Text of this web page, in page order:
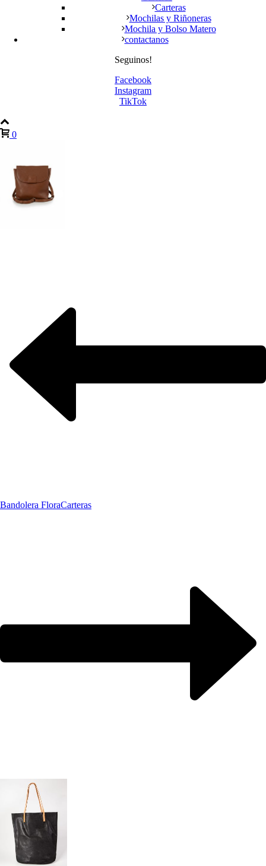
Carteras
Mochilas y Riñoneras
Mochila y Bolso Matero
contactanos
Seguinos!
Facebook
Instagram
TikTok
0
Bandolera FloraCarteras